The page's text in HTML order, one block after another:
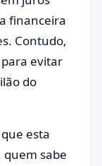
financeira
Contudo,
evitar
do
esta
quem sabe